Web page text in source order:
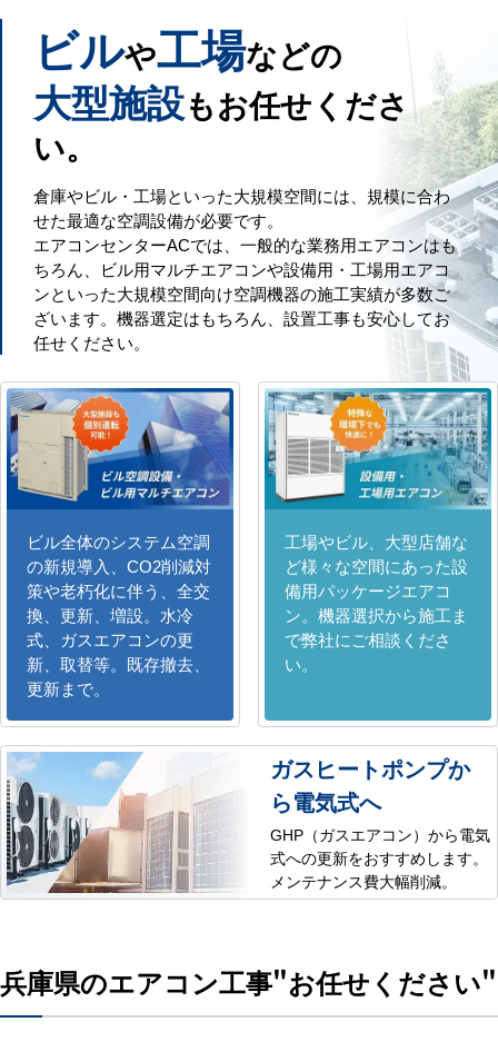
ビルや工場などの
大型施設もお任せくださ
い。
倉庫やビル・工場といった大規模空間には、規模に合わ
せた最適な空調設備が必要です。
エアコンセンターACでは、一般的な業務用エアコンはも
ちろん、ビル用マルチエアコンや設備用・工場用エアコ
ンといった大規模空間向け空調機器の施工実績が多数ご
ざいます。機器選定はもちろん、設置工事も安心してお
任せください。
ビル全体のシステム空調
の新規導入、CO2削減対
策や老朽化に伴う、全交
換、更新、増設。水冷
式、ガスエアコンの更
新、取替等。既存撤去、
更新まで。
工場やビル、大型店舗な
ど様々な空間にあった設
備用パッケージエアコ
ン。機器選択から施工ま
で弊社にご相談くださ
い。
ガスヒートポンプか
ら電気式へ
GHP（ガスエアコン）から電気
式への更新をおすすめします。
メンテナンス費大幅削減。
兵庫県のエアコン工事"お任せください"